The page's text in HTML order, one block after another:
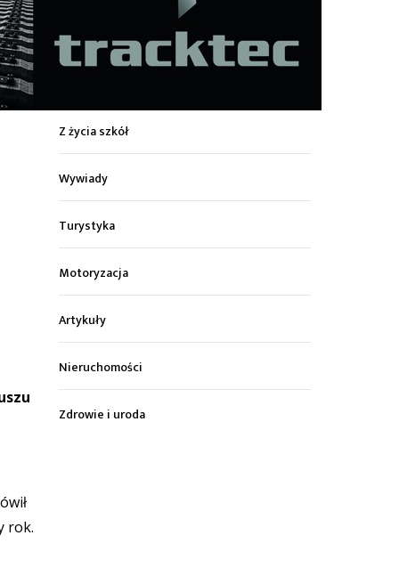
rok.
Kultura
Z życia szkół
Wywiady
Turystyka
Motoryzacja
Artykuły
Nieruchomości
Zdrowie i uroda